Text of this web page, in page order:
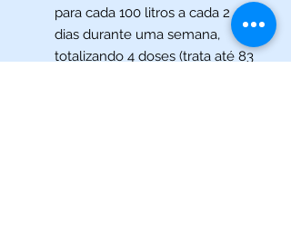
para cada 100 litros a cada 2
dias durante uma semana,
totalizando 4 doses (trata até 83